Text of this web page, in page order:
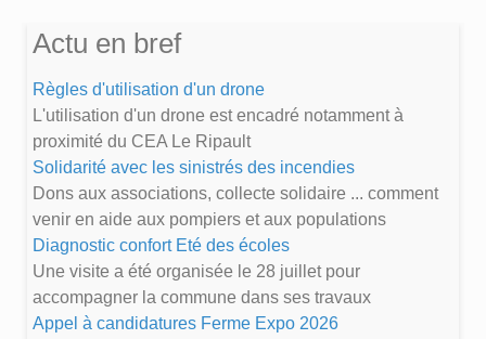
Actu en bref
Règles d'utilisation d'un drone
L'utilisation d'un drone est encadré notamment à
proximité du CEA Le Ripault
Solidarité avec les sinistrés des incendies
Dons aux associations, collecte solidaire ... comment
venir en aide aux pompiers et aux populations
Diagnostic confort Eté des écoles
Une visite a été organisée le 28 juillet pour
accompagner la commune dans ses travaux
Appel à candidatures Ferme Expo 2026